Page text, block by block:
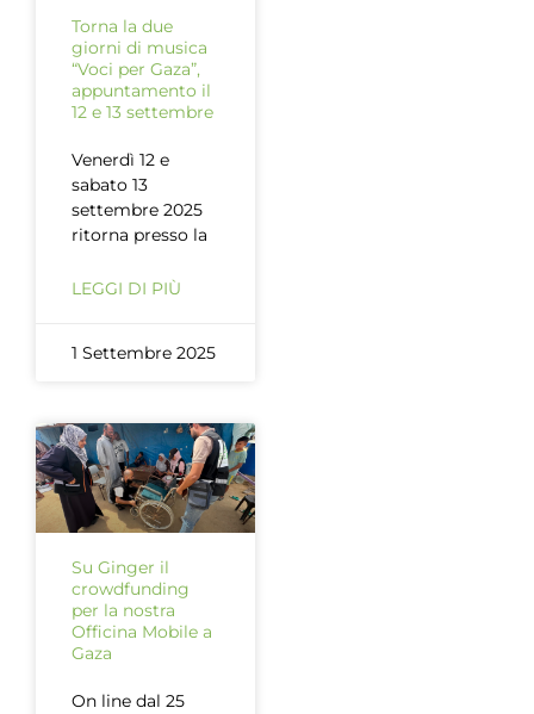
Torna la due
giorni di musica
“Voci per Gaza”,
appuntamento il
12 e 13 settembre
Venerdì 12 e
sabato 13
settembre 2025
ritorna presso la
LEGGI DI PIÙ
1 Settembre 2025
Su Ginger il
crowdfunding
per la nostra
Officina Mobile a
Gaza
On line dal 25